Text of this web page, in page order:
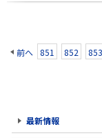
前へ
851 852 853
最新情報